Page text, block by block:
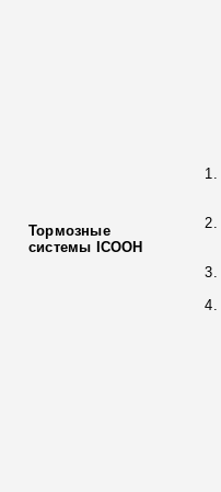
Тормозные
системы ICOOH